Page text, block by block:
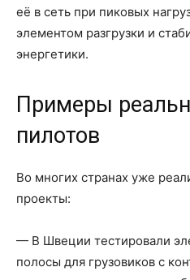
её в сеть при пиковых
элементом разгрузки и
энергетики.
Примеры
пилотов
Во многих странах уже
проекты:
— В Швеции тестировали
полосы для грузовиков с